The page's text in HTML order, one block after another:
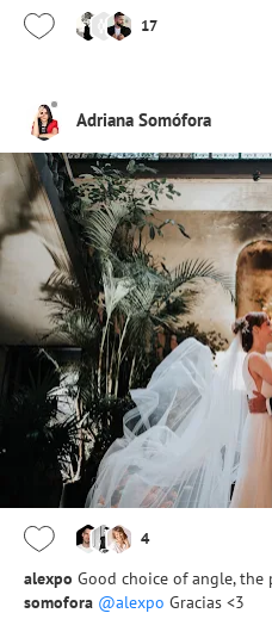
17
Adriana Somófora
4
alexpo Good choice of angle,
somofora @alexpo Gracias <3